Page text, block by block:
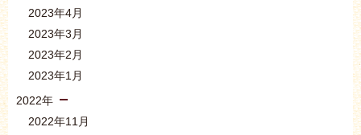
2023年4月
2023年3月
2023年2月
2023年1月
2022年
2022年11月